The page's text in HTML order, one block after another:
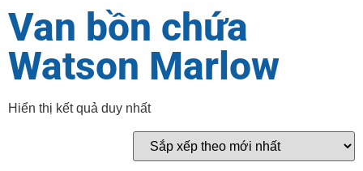
Van bồn chứa
Watson Marlow
Hiển thị kết quả duy nhất